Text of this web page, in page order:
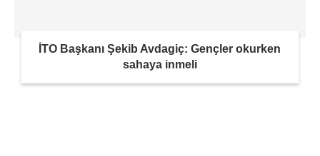
İTO Başkanı Şekib Avdagiç: Gençler okurken
sahaya inmeli